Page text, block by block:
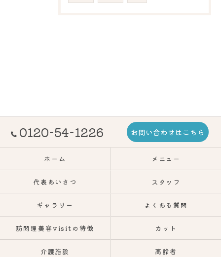
0120-54-1226 お問い合わせはこちら
ホーム メニュー
代表あいさつ スタッフ
ギャラリー よくある質問
訪問理美容visitの特徴 カット
介護施設 高齢者